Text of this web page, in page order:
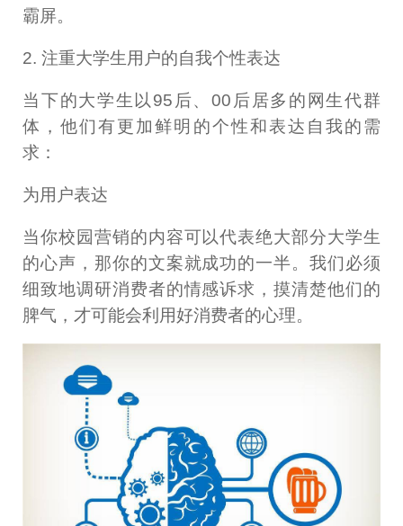
霸屏。
2. 注重大学生用户的自我个性表达
当下的大学生以95后、00后居多的网生代群
体，他们有更加鲜明的个性和表达自我的需
求：
为用户表达
当你校园营销的内容可以代表绝大部分大学生
的心声，那你的文案就成功的一半。我们必须
细致地调研消费者的情感诉求，摸清楚他们的
脾气，才可能会利用好消费者的心理。